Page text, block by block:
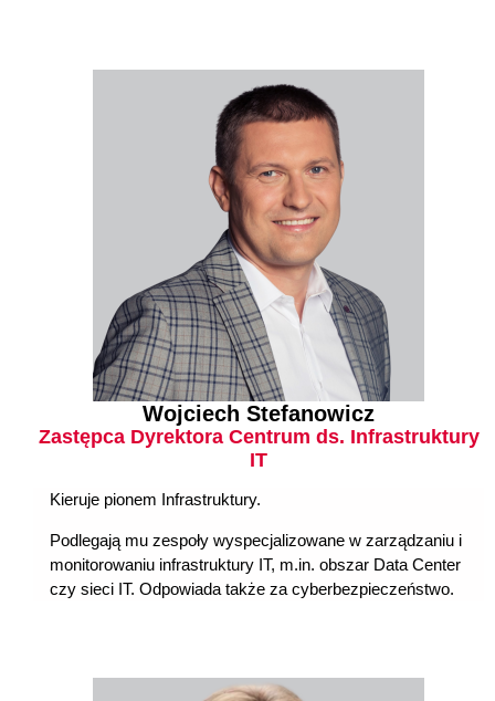
Wojciech Stefanowicz
Zastępca Dyrektora Centrum ds. Infrastruktury
IT
Kieruje pionem Infrastruktury.
Podlegają mu zespoły wyspecjalizowane w zarządzaniu i
monitorowaniu infrastruktury IT, m.in. obszar Data Center
czy sieci IT. Odpowiada także za cyberbezpieczeństwo.